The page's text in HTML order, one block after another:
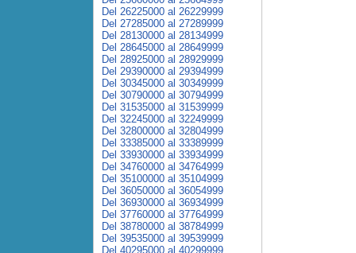
Del 26225000 al 26229999
Del 27285000 al 27289999
Del 28130000 al 28134999
Del 28645000 al 28649999
Del 28925000 al 28929999
Del 29390000 al 29394999
Del 30345000 al 30349999
Del 30790000 al 30794999
Del 31535000 al 31539999
Del 32245000 al 32249999
Del 32800000 al 32804999
Del 33385000 al 33389999
Del 33930000 al 33934999
Del 34760000 al 34764999
Del 35100000 al 35104999
Del 36050000 al 36054999
Del 36930000 al 36934999
Del 37760000 al 37764999
Del 38780000 al 38784999
Del 39535000 al 39539999
Del 40295000 al 40299999